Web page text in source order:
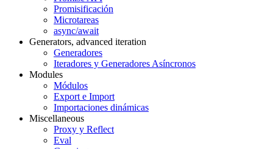
Promisificación
Microtareas
async/await
Generators, advanced iteration
Generadores
Iteradores y Generadores Asíncronos
Modules
Módulos
Export e Import
Importaciones dinámicas
Miscellaneous
Proxy y Reflect
Eval